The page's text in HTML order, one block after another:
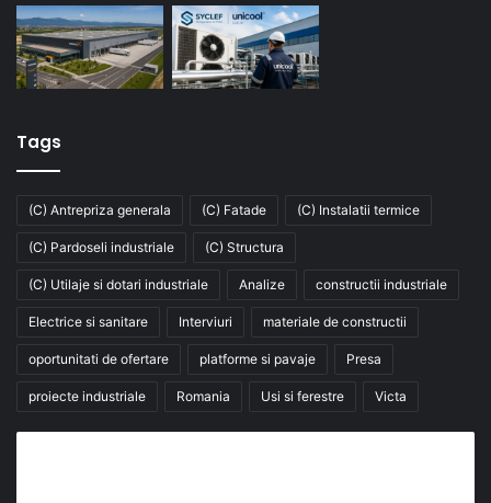
Tags
(C) Antrepriza generala (C) Fatade (C) Instalatii termice
(C) Pardoseli industriale (C) Structura
(C) Utilaje si dotari industriale Analize constructii industriale
Electrice si sanitare Interviuri materiale de constructii
oportunitati de ofertare platforme si pavaje Presa
proiecte industriale Romania Usi si ferestre Victa